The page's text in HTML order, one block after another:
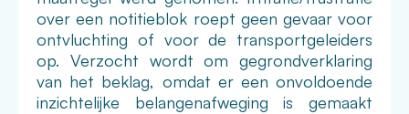
over een notitieblok roept geen gevaar voor
ontvluchting of voor de transportgeleiders
op. Verzocht wordt om gegrondverklaring
van het beklag, omdat er een onvoldoende
inzichtelijke belangenafweging is gemaakt